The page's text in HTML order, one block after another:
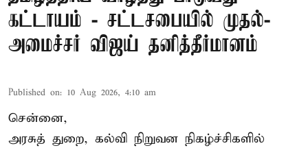
கட்டாயம் - சட்டசபையில் முதல்-
அமைச்சர் விஜய் தனித்தீர்மானம்
Published on: 10 Aug 2026, 4:10 am
சென்னை,
அரசுத் துறை, கல்வி நிறுவன நிகழ்ச்சிகளில்